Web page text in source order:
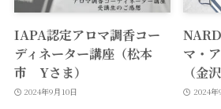
IAPA認定アロマ調香コー
ディネーター講座（松本
市 Yさま）
2024年9月10日
マ・
（金
2024年